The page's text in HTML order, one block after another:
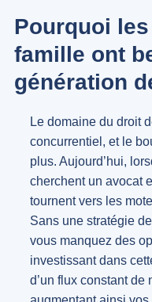
Pourquoi
famille ont
génération
Le domaine du droit
concurrentiel, et le
plus. Aujourd’hui,
cherchent un avocat
tournent vers les
Sans une stratégie
vous manquez des
investissant dans
d’un flux constant de